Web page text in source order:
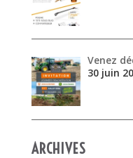
Venez
30 juin
ARCHIVES